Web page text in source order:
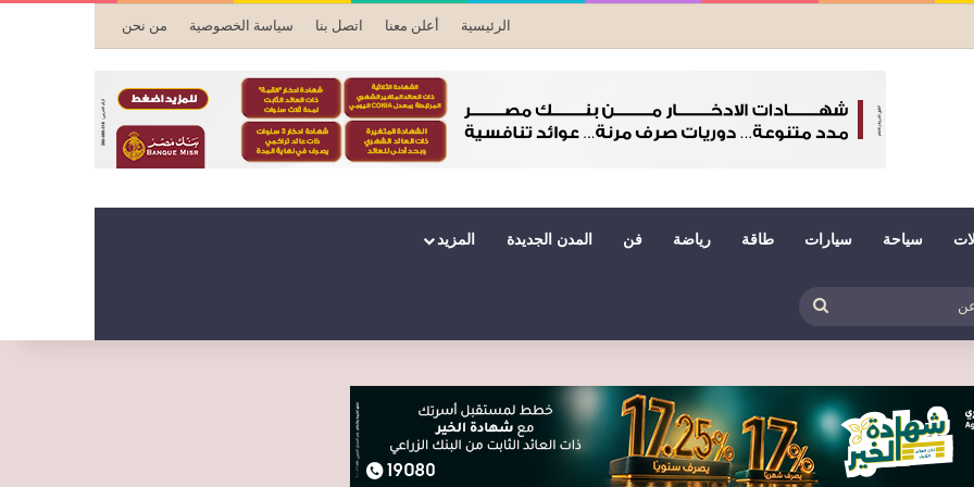
الرئيسية أعلن معنا اتصل بنا سياسة الخصوصية من نحن
سياحة سيارات طاقة رياضة فن المدن الجديدة المزيد
عن